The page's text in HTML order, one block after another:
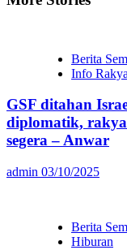
Berita
Info
GSF ditahan
diplomatik,
segera – Anwar
admin 03/10/2025
Berita
Hiburan